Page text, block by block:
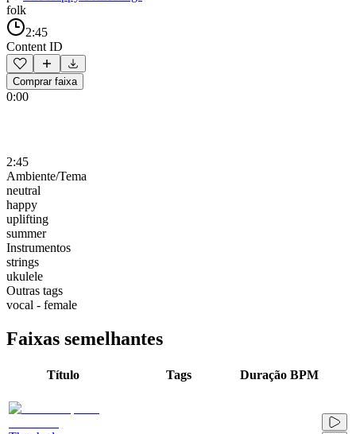
folk
2:45
Content ID
Comprar faixa
0:00
2:45
Ambiente/Tema
neutral
happy
uplifting
summer
Instrumentos
strings
ukulele
Outras tags
vocal - female
Faixas semelhantes
Título Tags Duração BPM